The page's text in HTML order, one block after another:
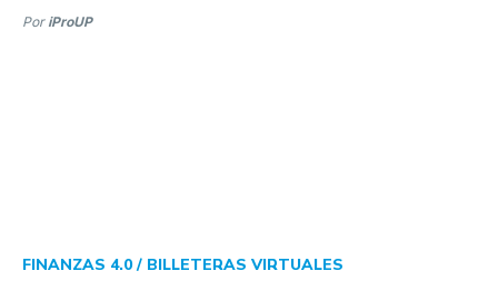
Por iProUP
FINANZAS 4.0 / BILLETERAS VIRTUALES